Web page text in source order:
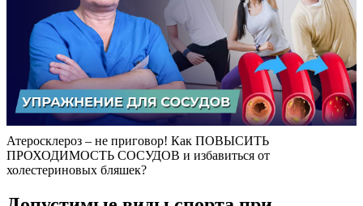
Атеросклероз – не приговор! Как ПОВЫСИТЬ
ПРОХОДИМОСТЬ СОСУДОВ и избавиться от
холестериновых бляшек?